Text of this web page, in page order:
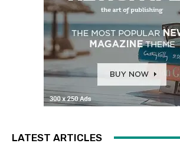
LATEST ARTICLES